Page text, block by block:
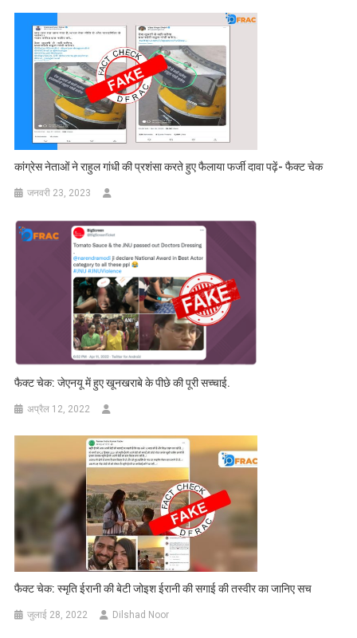
कांग्रेस नेताओं ने राहुल गांधी की प्रशंसा करते हुए फैलाया फर्जी दावा पढ़ें- फैक्ट चेक
जनवरी 23, 2023
फैक्ट चेक: जेएनयू में हुए खूनखराबे के पीछे की पूरी सच्चाई.
अप्रैल 12, 2022
फैक्ट चेक: स्मृति ईरानी की बेटी जोइश ईरानी की सगाई की तस्वीर का जानिए सच
जुलाई 28, 2022 Dilshad Noor